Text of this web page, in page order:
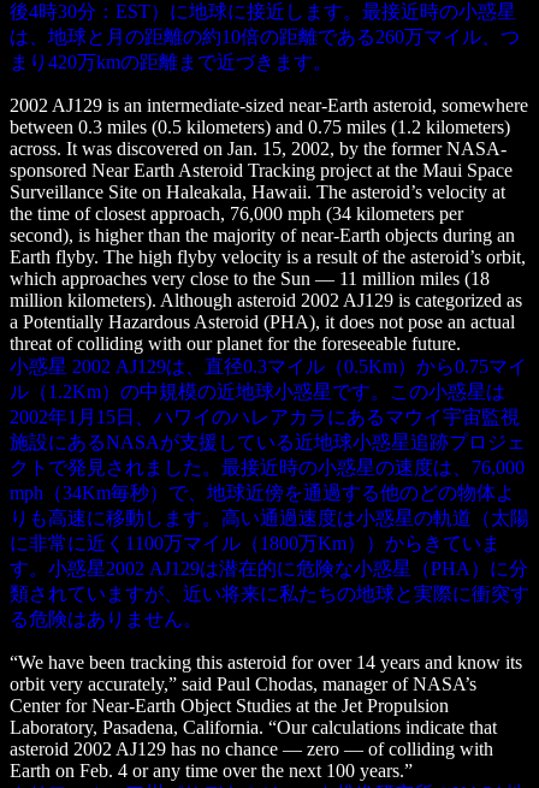
後4時30分：EST）に地球に接近します。最接近時の小惑星
は、地球と月の距離の約10倍の距離である260万マイル、つ
まり420万kmの距離まで近づきます。
2002 AJ129 is an intermediate-sized near-Earth asteroid, somewhere
between 0.3 miles (0.5 kilometers) and 0.75 miles (1.2 kilometers)
across. It was discovered on Jan. 15, 2002, by the former NASA-
sponsored Near Earth Asteroid Tracking project at the Maui Space
Surveillance Site on Haleakala, Hawaii. The asteroid’s velocity at
the time of closest approach, 76,000 mph (34 kilometers per
second), is higher than the majority of near-Earth objects during an
Earth flyby. The high flyby velocity is a result of the asteroid’s orbit,
which approaches very close to the Sun — 11 million miles (18
million kilometers). Although asteroid 2002 AJ129 is categorized as
a Potentially Hazardous Asteroid (PHA), it does not pose an actual
threat of colliding with our planet for the foreseeable future.
小惑星 2002 AJ129は、直径0.3マイル（0.5Km）から0.75マイ
ル（1.2Km）の中規模の近地球小惑星です。この小惑星は
2002年1月15日、ハワイのハレアカラにあるマウイ宇宙監視
施設にあるNASAが支援している近地球小惑星追跡プロジェ
クトで発見されました。最接近時の小惑星の速度は、76,000
mph（34Km毎秒）で、地球近傍を通過する他のどの物体よ
りも高速に移動します。高い通過速度は小惑星の軌道（太陽
に非常に近く1100万マイル（1800万Km））からきていま
す。小惑星2002 AJ129は潜在的に危険な小惑星（PHA）に分
類されていますが、近い将来に私たちの地球と実際に衝突す
る危険はありません。
“We have been tracking this asteroid for over 14 years and know its
orbit very accurately,” said Paul Chodas, manager of NASA’s
Center for Near-Earth Object Studies at the Jet Propulsion
Laboratory, Pasadena, California. “Our calculations indicate that
asteroid 2002 AJ129 has no chance — zero — of colliding with
Earth on Feb. 4 or any time over the next 100 years.”